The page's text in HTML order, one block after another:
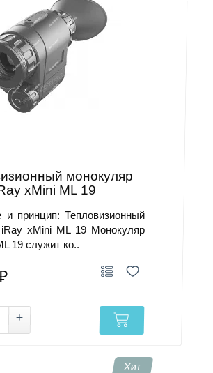
монокуляр
xMini ML 19
и принцип: Тепловизионный
xMini ML 19 Монокуляр
19 служит ко..
Хит